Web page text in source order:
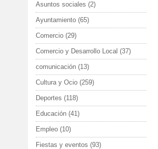
Asuntos sociales (2)
Ayuntamiento (65)
Comercio (29)
Comercio y Desarrollo Local (37)
comunicación (13)
Cultura y Ocio (259)
Deportes (118)
Educación (41)
Empleo (10)
Fiestas y eventos (93)